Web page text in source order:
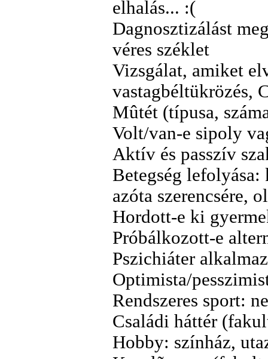
elhalás... :(
Dagnosztizálást
véres széklet
Vizsgálat, amiket
vastagbéltükrözés,
Mûtét (típusa,
Volt/van-e sipoly
Aktív és passzív
Betegség
azóta szerencsére,
Hordott-e ki
Próbálkozott-e
Pszichiáter
Optimista/
Rendszeres sport:
Családi háttér
Hobby: színház,